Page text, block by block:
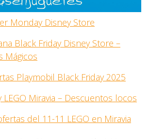
Monday Disney Store
Black Friday Disney Store –
Mágicos
Playmobil Black Friday 2025
LEGO Miravia – Descuentos locos
del 11-11 LEGO en Miravia